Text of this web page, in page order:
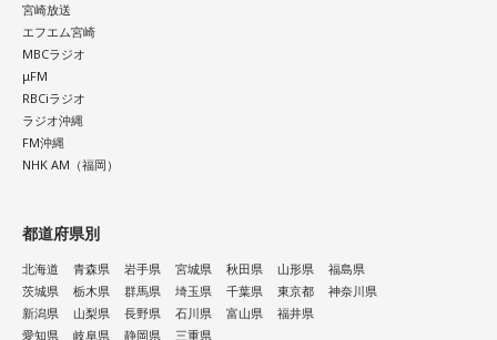
のご遺族も多く、次から次へと名乗り出ていらして、およそ8
割の亡くなった方のお名前が判明しました。
いのはな慰霊碑
合わせて、地元の皆さんからもこの悲惨な銃撃を語り継いで
いこうと慰霊の会が発足。毎年8月5日に追悼行事が行われる
ご協力で犠牲となった方のお名前が刻まれた石碑が作られ、
調査も40年以上にわたって、地道に続けてきました。
その甲斐あって、一昨年・去年と、新たに犠牲となったお二
宮崎放送
エフエム宮崎
MBCラジオ
μFM
RBCiラジオ
ラジオ沖縄
FM沖縄
NHK AM（福岡）
都道府県別
北海道 青森県 岩手県 宮城県 秋田県 山形県
福島県
茨城県
栃木県 群馬県 埼玉県 千葉県 東京都
神奈川県
新潟県
山梨県 長野県 石川県 富山県
福井県
愛知県
岐阜県 静岡県 三重県